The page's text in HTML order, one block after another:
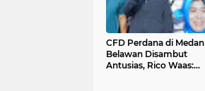
CFD Perdana di Medan
Belawan Disambut
Antusias, Rico Waas: